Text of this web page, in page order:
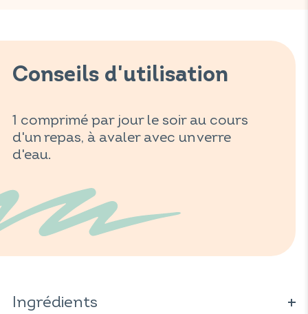
Conseils d'utilisation
1 comprimé par jour le soir au cours
d'un repas, à avaler avec un verre
d'eau.
Ingrédients